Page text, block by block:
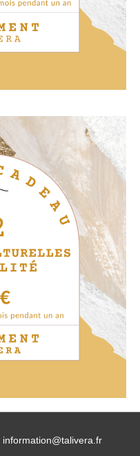
information@talivera.fr